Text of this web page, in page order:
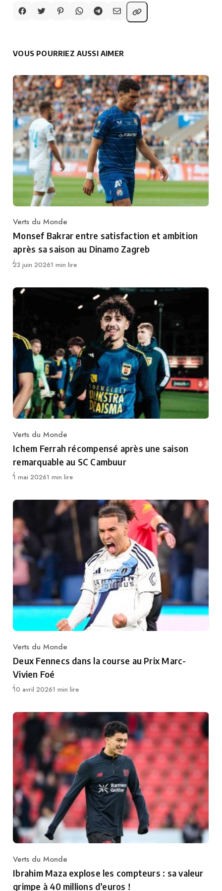
VOUS POURRIEZ AUSSI AIMER
Category
Verts du Monde
Monsef Bakrar entre satisfaction et ambition
après sa saison au Dinamo Zagreb
Publié
23 juin 20261 min lire
Category
Verts du Monde
Ichem Ferrah récompensé après une saison
remarquable au SC Cambuur
Publié
1 mai 20261 min lire
Category
Verts du Monde
Deux Fennecs dans la course au Prix Marc-
Vivien Foé
Publié
10 avril 20261 min lire
Category
Verts du Monde
Ibrahim Maza explose les compteurs : sa valeur
grimpe à 40 millions d’euros !